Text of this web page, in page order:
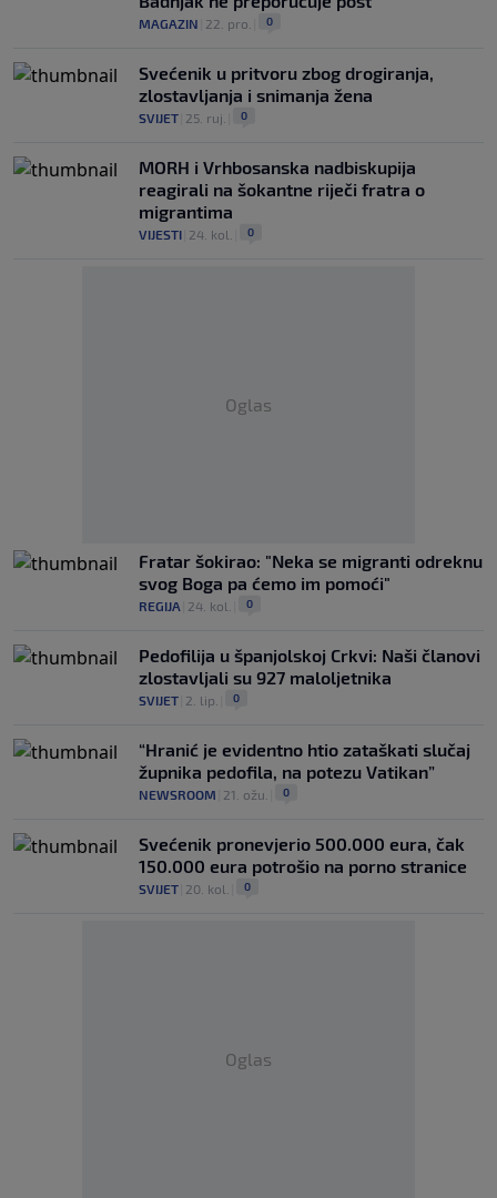
MAGAZIN 22. pro. 0
Svećenik u pritvoru zbog drogiranja,
zlostavljanja i snimanja žena
SVIJET 25. ruj. 0
MORH i Vrhbosanska nadbiskupija
reagirali na šokantne riječi fratra o
migrantima
VIJESTI 24. kol. 0
Oglas
Fratar šokirao: "Neka se migranti odreknu
svog Boga pa ćemo im pomoći"
REGIJA 24. kol. 0
Pedofilija u španjolskoj Crkvi: Naši članovi
zlostavljali su 927 maloljetnika
SVIJET 2. lip. 0
“Hranić je evidentno htio zataškati slučaj
župnika pedofila, na potezu Vatikan”
NEWSROOM 21. ožu. 0
Svećenik pronevjerio 500.000 eura, čak
150.000 eura potrošio na porno stranice
SVIJET 20. kol. 0
Oglas